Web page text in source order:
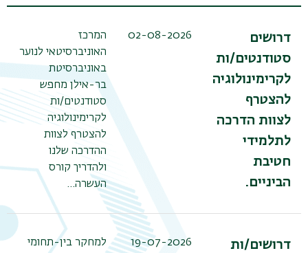
דרושים
סטודנטים/ות
לקרימינולוגיה
להצטרף
לצוות הדרכה
לתלמידי
חטיבת
הביניים.
02-08-2026
המרכז
האוניברסיטאי לנוער
באוניברסיטת
בר-אילן מחפש
סטודנטים/ות
לקרימינולוגיה
להצטרף לצוות
ההדרכה שלנו
ולהדריך קורס
העשרה…
דרושים/ות
19-07-2026
למחקר בין-תחומי